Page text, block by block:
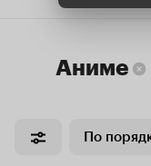
Аниме
По